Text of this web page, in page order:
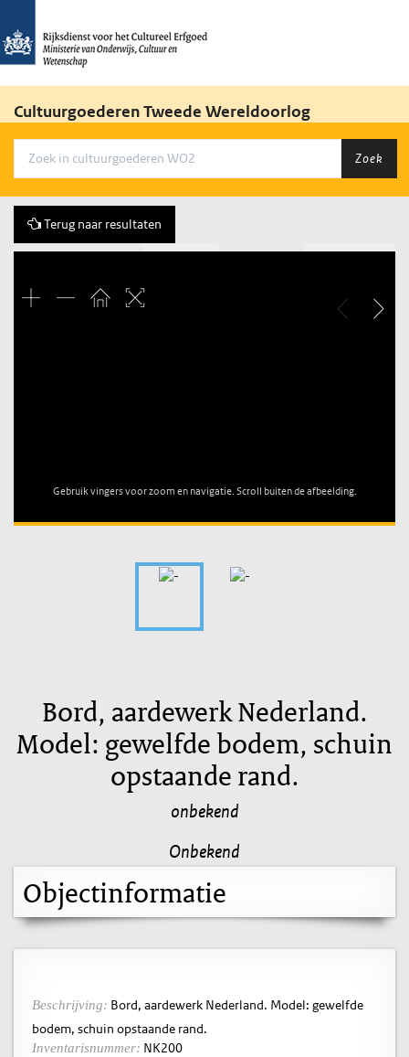
Cultuurgoederen Tweede Wereldoorlog
Zoek
Terug naar resultaten
Gebruik vingers voor zoom en navigatie. Scroll buiten de afbeelding.
Bord, aardewerk Nederland.
Model: gewelfde bodem, schuin
opstaande rand.
onbekend
Onbekend
Objectinformatie
Beschrijving: Bord, aardewerk Nederland. Model: gewelfde
bodem, schuin opstaande rand.
Inventarisnummer: NK200